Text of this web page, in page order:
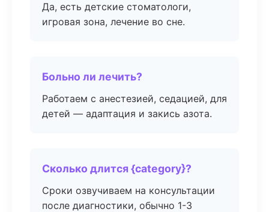
Да, есть детские стоматологи,
игровая зона, лечение во сне.
Больно ли лечить?
Работаем с анестезией, седацией, для
детей — адаптация и закись азота.
Сколько длится {category}?
Сроки озвучиваем на консультации
после диагностики, обычно 1-3